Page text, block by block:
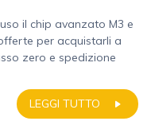
il chip avanzato M3 e
per acquistarli a
zero e spedizione
LEGGI TUTTO